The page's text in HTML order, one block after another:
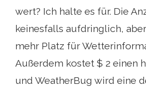
wert? Ich halte es für. Die
keinesfalls aufdringlich,
mehr Platz für
Außerdem kostet $ 2 einen
und WeatherBug wird eine